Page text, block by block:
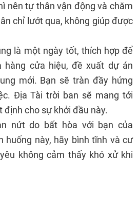
nên tự thân vận động và chăm
chỉ lướt qua, không giúp được
là một ngày tốt, thích hợp để
hàng cửa hiệu, đề xuất dự án
mới. Bạn sẽ tràn đầy hứng
Địa Tài trời ban sẽ mang tới
định cho sự khởi đầu này.
nứt do bất hòa với bạn của
huống này, hãy bình tĩnh và cư
không cảm thấy khó xử khi